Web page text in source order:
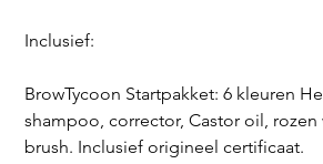
Inclusief:
BrowTycoon Startpakket: 6 kleuren
shampoo, corrector, Castor oil, rozen
brush. Inclusief origineel certificaat.